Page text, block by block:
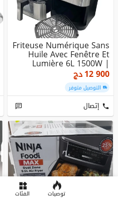
Friteuse Numérique Sans
Huile Avec Fenêtre Et
Lumière 6L 1500W |
Multi...
12 900دج
التوصيل متوفر
إتصال
توصيات الفئات